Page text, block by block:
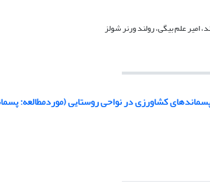
امیر علم بیگی، رولند ورنر شولز
کشاورزی در نواحی روستایی (موردمطالعه: